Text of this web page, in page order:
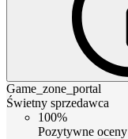
Game_zone_portal
Świetny sprzedawca
100%
Pozytywne oceny